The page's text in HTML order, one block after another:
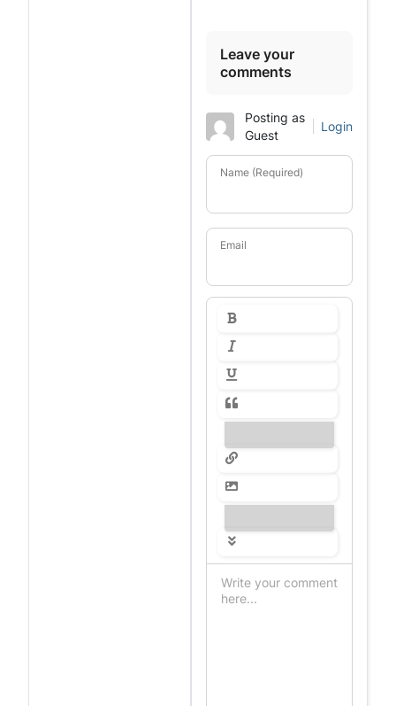
Leave your
comments
Posting as
Guest
Login
Name (Required)
Email